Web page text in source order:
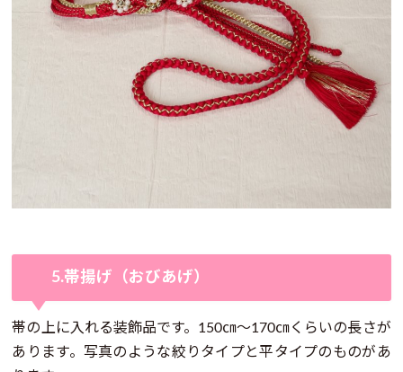
5.帯揚げ（おびあげ）
帯の上に入れる装飾品です。150㎝～170㎝くらいの長さが
あります。写真のような絞りタイプと平タイプのものがあ